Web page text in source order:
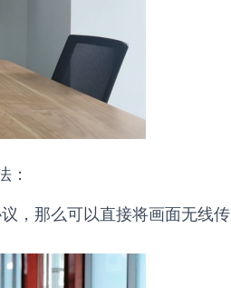
：
，那么可以直接将画面无线传